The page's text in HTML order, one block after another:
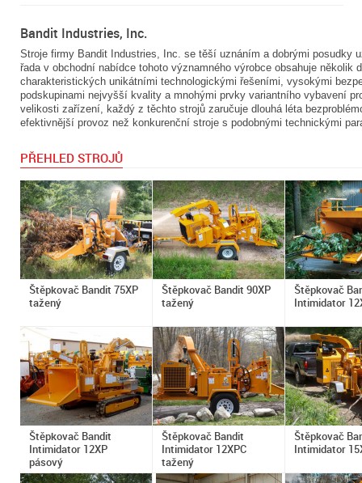
Bandit Industries, Inc.
Stroje firmy Bandit Industries, Inc. se těší uznáním a dobrými posudky
řada v obchodní nabídce tohoto významného výrobce obsahuje několik
charakteristických unikátními technologickými řešeními, vysokými
podskupinami nejvyšší kvality a mnohými prvky variantního vybavení
velikosti zařízení, každý z těchto strojů zaručuje dlouhá léta
efektivnější provoz než konkurenční stroje s podobnými technickými
PŘEHLED STROJŮ
Štěpkovač Bandit 75XP
tažený
Štěpkovač Bandit 90XP
tažený
Štěpkovač
Intimidator
Štěpkovač Bandit
Intimidator 12XP
pásový
Štěpkovač Bandit
Intimidator 12XPC
tažený
Štěpkovač
Intimidator